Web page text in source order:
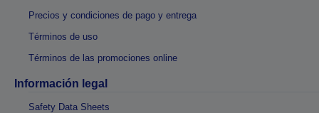
Precios y condiciones de pago y entrega
Términos de uso
Términos de las promociones online
Información legal
Safety Data Sheets